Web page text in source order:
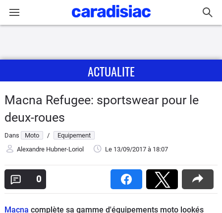
Actu
Essais
Equipement
Avis
ACTUALITE
Macna Refugee: sportswear pour le
deux-roues
Dans Moto /
Equipement
Alexandre Hubner-Loriol
Le 13/09/2017 à 18:07
0
Macna complète sa gamme d'équipements moto lookés